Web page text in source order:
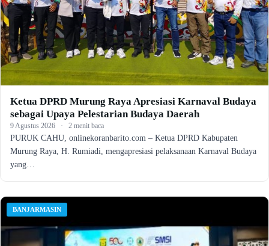
Ketua DPRD Murung Raya Apresiasi Karnaval Budaya
sebagai Upaya Pelestarian Budaya Daerah
9 Agustus 2026 · 2 menit baca
PURUK CAHU, onlinekoranbarito.com – Ketua DPRD Kabupaten
Murung Raya, H. Rumiadi, mengapresiasi pelaksanaan Karnaval Budaya
yang…
BANJARMASIN